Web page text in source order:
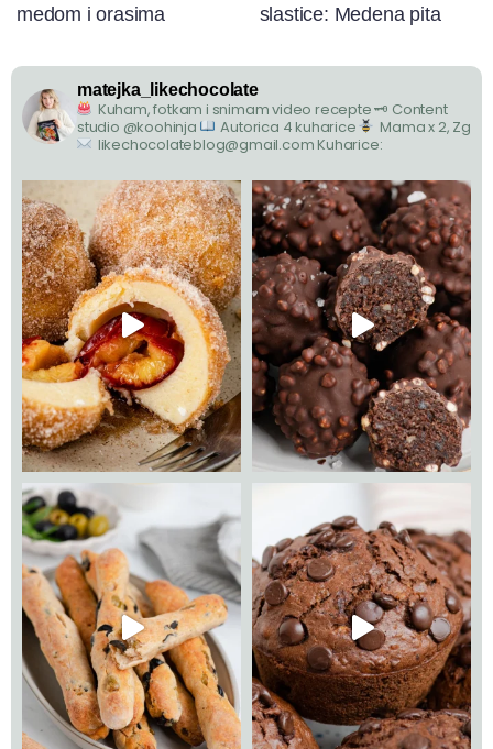
medom i orasima
slastice: Medena pita
matejka_likechocolate
Kuham, fotkam i snimam video recepte🗝 Content
studio @koohinja
Autorica 4 kuharice
Mama x 2, Zg
likechocolateblog@gmail.com Kuharice: